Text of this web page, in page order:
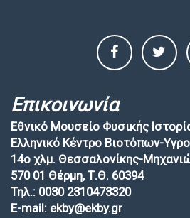
Επικοινωνία
Εθνικό Μουσείο Φυσικής
Ελληνικό Κέντρο Βιοτόπων-
14ο χλμ. Θεσσαλονίκης-
570 01 Θέρμη, Τ.Θ. 60394
Τηλ.: 0030 2310473320
E-mail: ekby@ekby.gr